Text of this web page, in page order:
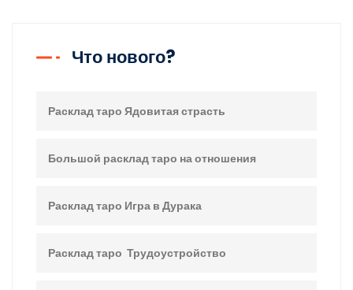
Что нового?
Расклад таро Ядовитая страсть
Большой расклад таро на отношения
Расклад таро Игра в Дурака
Расклад таро Трудоустройство